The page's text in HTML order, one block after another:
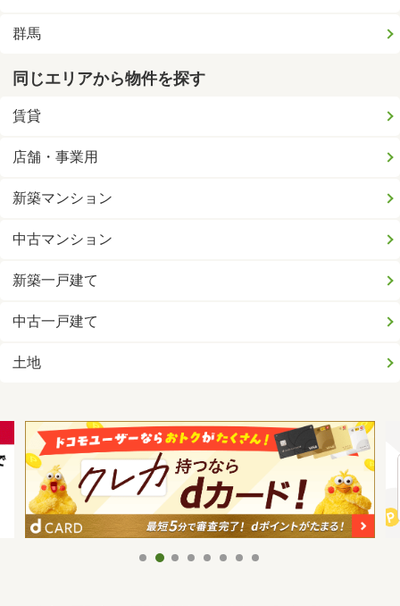
群馬
同じエリアから物件を探す
賃貸
店舗・事業用
新築マンション
中古マンション
新築一戸建て
中古一戸建て
土地